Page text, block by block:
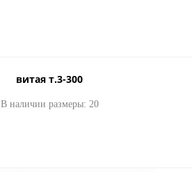
витая т.3-300
В наличии размеры: 20